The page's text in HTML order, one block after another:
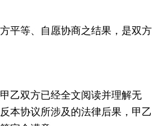
平等、自愿协商之结果，是双方
乙双方已经全文阅读并理解无
本协议所涉及的法律后果，甲乙